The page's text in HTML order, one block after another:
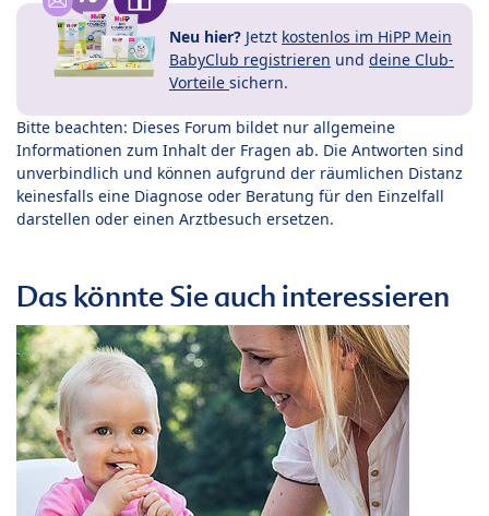
Neu hier? Jetzt kostenlos im HiPP Mein
BabyClub registrieren und deine Club-
Vorteile sichern.
Bitte beachten: Dieses Forum bildet nur allgemeine
Informationen zum Inhalt der Fragen ab. Die Antworten sind
unverbindlich und können aufgrund der räumlichen Distanz
keinesfalls eine Diagnose oder Beratung für den Einzelfall
darstellen oder einen Arztbesuch ersetzen.
Das könnte Sie auch interessieren